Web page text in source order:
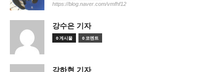
https://blog.naver.com/vmfhf12
강수은 기자
0 게시물 0 코멘트
강하현 기자